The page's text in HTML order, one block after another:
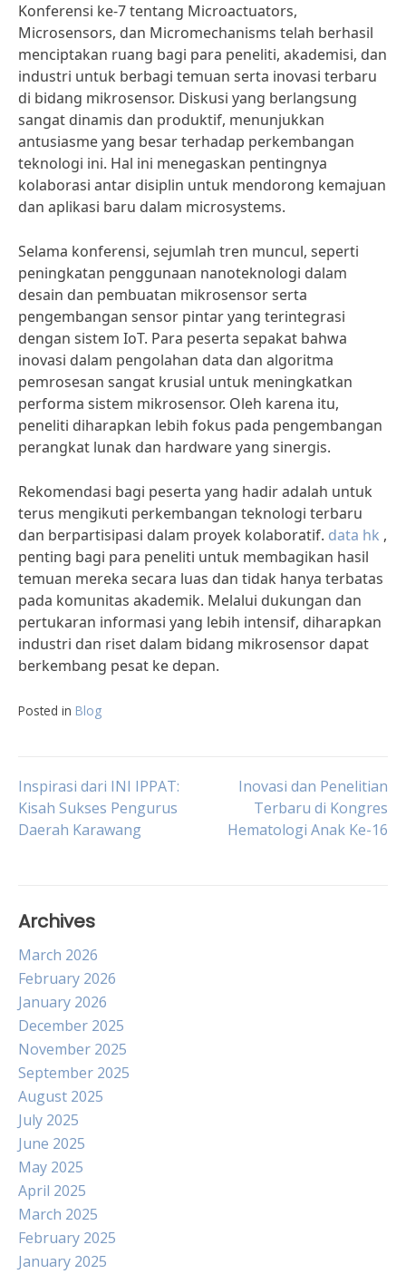
Konferensi ke-7 tentang Microactuators,
Microsensors, dan Micromechanisms telah berhasil
menciptakan ruang bagi para peneliti, akademisi, dan
industri untuk berbagi temuan serta inovasi terbaru
di bidang mikrosensor. Diskusi yang berlangsung
sangat dinamis dan produktif, menunjukkan
antusiasme yang besar terhadap perkembangan
teknologi ini. Hal ini menegaskan pentingnya
kolaborasi antar disiplin untuk mendorong kemajuan
dan aplikasi baru dalam microsystems.
Selama konferensi, sejumlah tren muncul, seperti
peningkatan penggunaan nanoteknologi dalam
desain dan pembuatan mikrosensor serta
pengembangan sensor pintar yang terintegrasi
dengan sistem IoT. Para peserta sepakat bahwa
inovasi dalam pengolahan data dan algoritma
pemrosesan sangat krusial untuk meningkatkan
performa sistem mikrosensor. Oleh karena itu,
peneliti diharapkan lebih fokus pada pengembangan
perangkat lunak dan hardware yang sinergis.
Rekomendasi bagi peserta yang hadir adalah untuk
terus mengikuti perkembangan teknologi terbaru
dan berpartisipasi dalam proyek kolaboratif. data hk ,
penting bagi para peneliti untuk membagikan hasil
temuan mereka secara luas dan tidak hanya terbatas
pada komunitas akademik. Melalui dukungan dan
pertukaran informasi yang lebih intensif, diharapkan
industri dan riset dalam bidang mikrosensor dapat
berkembang pesat ke depan.
Posted in Blog
Post
navigation
Inspirasi dari INI IPPAT:
Kisah Sukses Pengurus
Daerah Karawang
Inovasi dan Penelitian
Terbaru di Kongres
Hematologi Anak Ke-16
Archives
March 2026
February 2026
January 2026
December 2025
November 2025
September 2025
August 2025
July 2025
June 2025
May 2025
April 2025
March 2025
February 2025
January 2025